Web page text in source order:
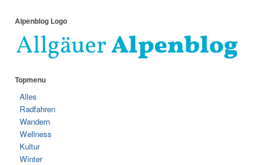
Alpenblog Logo
Topmenu
Alles
Radfahren
Wandern
Wellness
Kultur
Winter